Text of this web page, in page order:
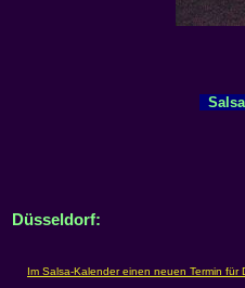
Düsseldorf: